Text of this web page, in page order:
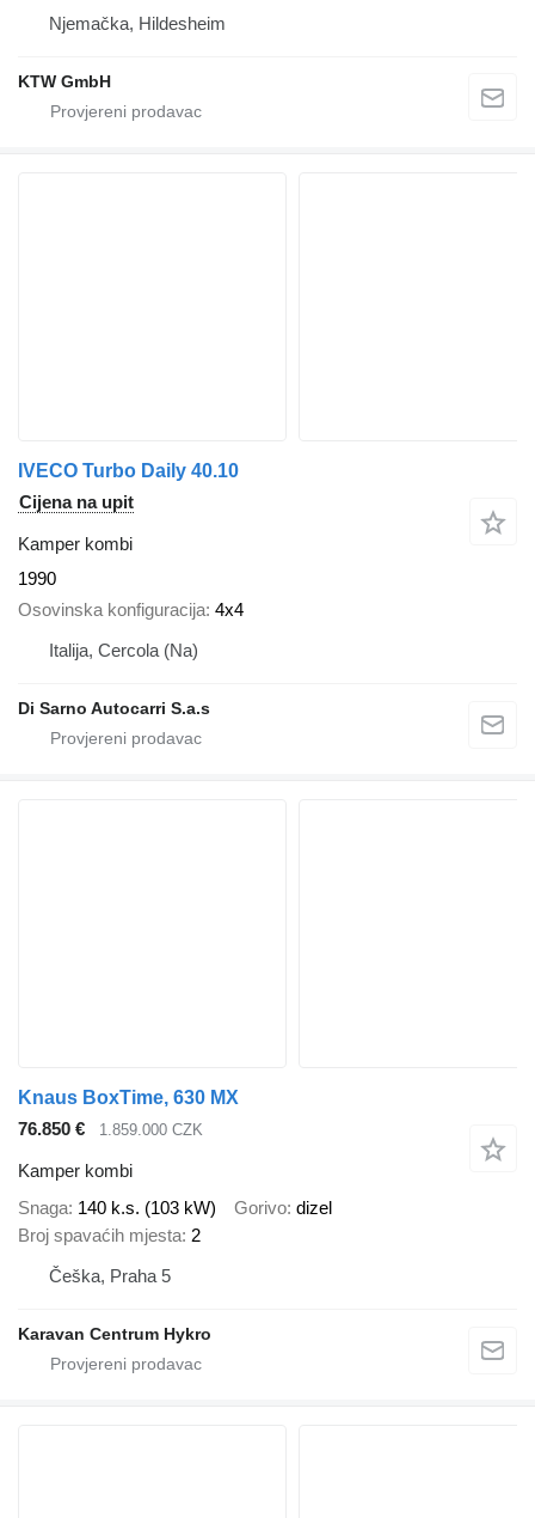
Njemačka, Hildesheim
KTW GmbH
IVECO Turbo Daily 40.10
Cijena na upit
Kamper kombi
1990
Osovinska konfiguracija 4x4
Italija, Cercola (Na)
Di Sarno Autocarri S.a.s
Knaus BoxTime, 630 MX
76.850 €
1.859.000 CZK
Kamper kombi
Snaga 140 k.s. (103 kW) Gorivo dizel
Broj spavaćih mjesta 2
Češka, Praha 5
Karavan Centrum Hykro